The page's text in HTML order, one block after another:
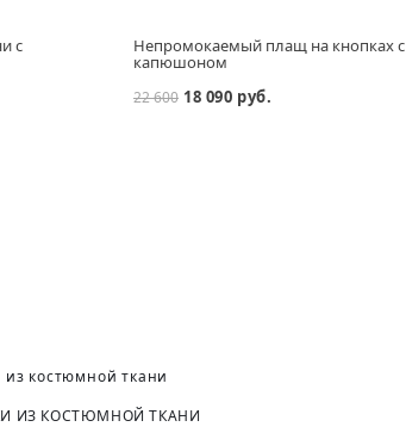
с Непромокаемый плащ на кнопках с
капюшоном
22 600 18 090 руб.
ИЗ КОСТЮМНОЙ ТКАНИ